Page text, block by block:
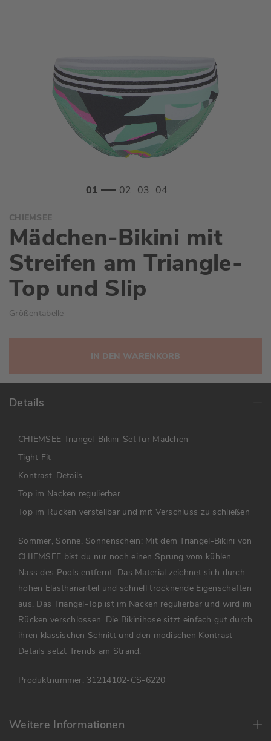
Anfang
der
Bildgalerie
springen
CHIEMSEE
Mädchen-Bikini mit
Streifen am Triangle-
Top und Slip
Größentabelle
IN DEN WARENKORB
Details
CHIEMSEE Triangel-Bikini-Set für Mädchen
Tight Fit
Kontrast-Details
Top im Nacken regulierbar
Top im Rücken verstellbar und mit Verschluss zu schließen
Sommer, Sonne, Sonnenschein: Mit dem Triangel-Bikini von
CHIEMSEE bist du nur noch einen Sprung vom kühlen
Nass des Pools entfernt. Das Material zeichnet sich durch
hohen Elasthananteil und schnell trocknende Eigenschaften
aus. Das Triangel-Top ist im Nacken regulierbar und wird im
Rücken verschlossen. Die Bikinihose sitzt einfach gut durch
ihren klassischen Schnitt und den modischen Kontrast-
Details setzt Trends am Strand.
Produktnummer: 31214102-CS-6220
Weitere Informationen